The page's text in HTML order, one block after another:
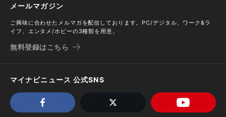
メールマガジン
ご興味に合わせたメルマガを配信しております。PC/デジタル、ワーク&ラ
イフ、エンタメ/ホビーの3種類を用意。
無料登録はこちら
マイナビニュース 公式SNS